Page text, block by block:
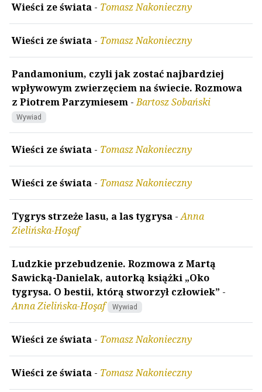
Wieści ze świata - Tomasz Nakonieczny
Wieści ze świata - Tomasz Nakonieczny
Pandamonium, czyli jak zostać najbardziej
wpływowym zwierzęciem na świecie. Rozmowa
z Piotrem Parzymiesem -Bartosz Sobański
Wywiad
Wieści ze świata - Tomasz Nakonieczny
Wieści ze świata - Tomasz Nakonieczny
Tygrys strzeże lasu, a las tygrysa -Anna
Zielińska-Hoşaf
Ludzkie przebudzenie. Rozmowa z Martą
Sawicką-Danielak, autorką książki „Oko
tygrysa. O bestii, którą stworzył człowiek” -
Anna Zielińska-Hoşaf
Wywiad
Wieści ze świata - Tomasz Nakonieczny
Wieści ze świata - Tomasz Nakonieczny